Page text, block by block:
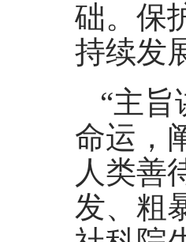
础。保
持续发
“主
命运，
人类善
发、粗